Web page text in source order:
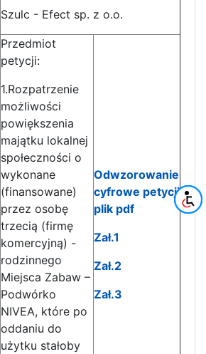
Szulc - Efect sp. z o.o.
Przedmiot
petycji:
1.Rozpatrzenie
możliwości
powiększenia
majątku lokalnej
społeczności o
wykonane
(finansowane)
przez osobę
trzecią (firmę
komercyjną) -
rodzinnego
Miejsca Zabaw –
Podwórko
NIVEA, które po
oddaniu do
użytku stałoby
Odwzorowanie
cyfrowe petycji
plik pdf
Zał.1
Zał.2
Zał.3